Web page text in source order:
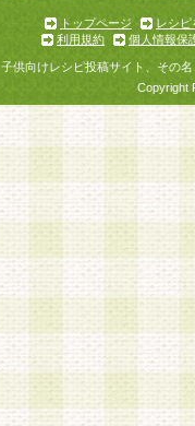
トップページ
レシピ
利用規約
個人情報保
子供向けレシピ投稿サイト、その
Copyright